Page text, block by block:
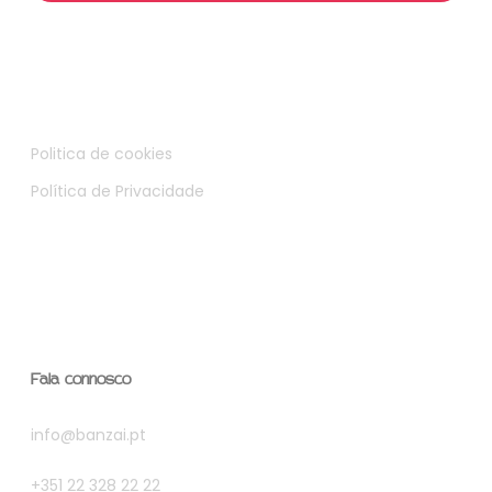
Politica de cookies
Política de Privacidade
Fala connosco
info@banzai.pt
+351 22 328 22 22